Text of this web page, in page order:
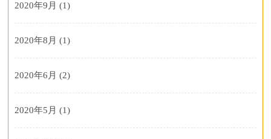
2020年9月 (1)
2020年8月 (1)
2020年6月 (2)
2020年5月 (1)